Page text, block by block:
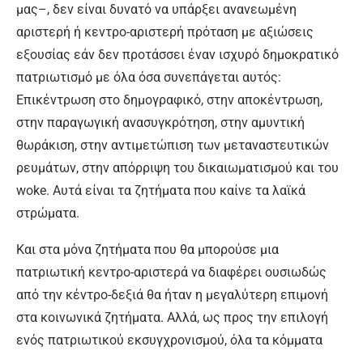
μας–, δεν είναι δυνατό να υπάρξει ανανεωμένη
αριστερή ή κεντρο-αριστερή πρόταση με αξιώσεις
εξουσίας εάν δεν προτάσσει έναν ισχυρό δημοκρατικό
πατριωτισμό με όλα όσα συνεπάγεται αυτός:
Επικέντρωση στο δημογραφικό, στην αποκέντρωση,
στην παραγωγική ανασυγκρότηση, στην αμυντική
θωράκιση, στην αντιμετώπιση των μεταναστευτικών
ρευμάτων, στην απόρριψη του δικαιωματισμού και του
woke. Αυτά είναι τα ζητήματα που καίνε τα λαϊκά
στρώματα.
Και στα μόνα ζητήματα που θα μπορούσε μια
πατριωτική κεντρο-αριστερά να διαφέρει ουσιωδώς
από την κέντρο-δεξιά θα ήταν η μεγαλύτερη επιμονή
στα κοινωνικά ζητήματα. Αλλά, ως προς την επιλογή
ενός πατριωτικού εκσυγχρονισμού, όλα τα κόμματα